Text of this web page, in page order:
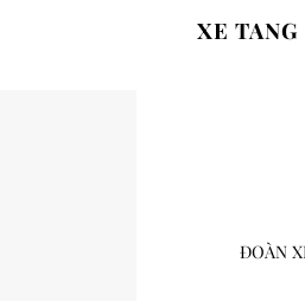
XE TANG
ĐOÀN